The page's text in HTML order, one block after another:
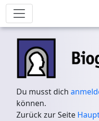
Du musst dich
können.
Zurück zur Seite